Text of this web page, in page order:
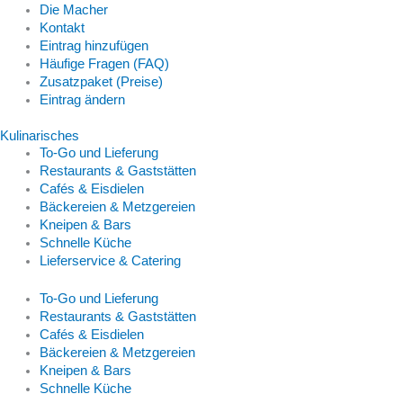
Die Macher
Kontakt
Eintrag hinzufügen
Häufige Fragen (FAQ)
Zusatzpaket (Preise)
Eintrag ändern
Kulinarisches
To-Go und Lieferung
Restaurants & Gaststätten
Cafés & Eisdielen
Bäckereien & Metzgereien
Kneipen & Bars
Schnelle Küche
Lieferservice & Catering
To-Go und Lieferung
Restaurants & Gaststätten
Cafés & Eisdielen
Bäckereien & Metzgereien
Kneipen & Bars
Schnelle Küche